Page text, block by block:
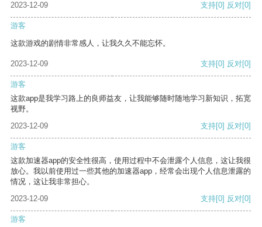
2023-12-09
支持[0] 反对[0]
游客
这款游戏的剧情非常感人，让我久久不能忘怀。
2023-12-09 支持[0] 反对[0]
游客
这款app是我学习路上的良师益友，让我能够随时随地学习新知识，拓宽
视野。
2023-12-09
支持[0] 反对[0]
游客
这款加速器app的安全性很高，使用过程中不会泄露个人信息，这让我很
放心。我以前使用过一些其他的加速器app，经常会出现个人信息泄露的
情况，这让我非常担心。
2023-12-09
支持[0] 反对[0]
游客